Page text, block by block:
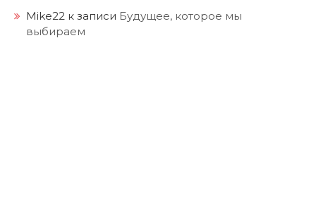
Mike22 к записи Будущее, которое мы
выбираем